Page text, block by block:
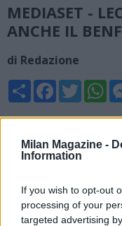
Milan Magazine -
Information
If you wish to opt-out
processing of your
targeted advertising
MEDIASET -
ANCHE IL
di Redazione
Share FacebookTwitter
04/07/2026 - 07:45
C'è anche il Benfica
Fonte: Sport Mediaset